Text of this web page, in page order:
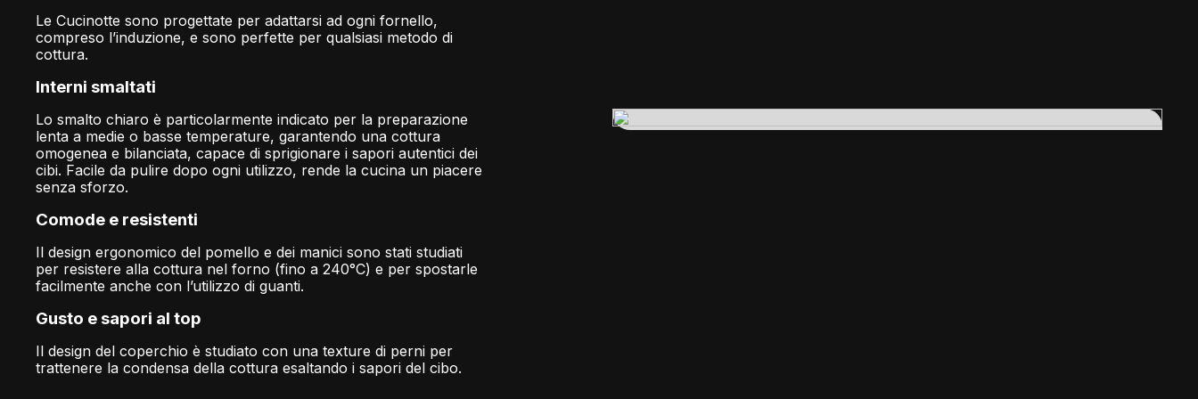
Le Cucinotte sono progettate per adattarsi ad ogni fornello,
compreso l’induzione, e sono perfette per qualsiasi metodo di
cottura.
Interni smaltati
Lo smalto chiaro è particolarmente indicato per la preparazione
lenta a medie o basse temperature, garantendo una cottura
omogenea e bilanciata, capace di sprigionare i sapori autentici dei
cibi. Facile da pulire dopo ogni utilizzo, rende la cucina un piacere
senza sforzo.
Comode e resistenti
Il design ergonomico del pomello e dei manici sono stati studiati
per resistere alla cottura nel forno (fino a 240°C) e per spostarle
facilmente anche con l’utilizzo di guanti.
Gusto e sapori al top
Il design del coperchio è studiato con una texture di perni per
trattenere la condensa della cottura esaltando i sapori del cibo.